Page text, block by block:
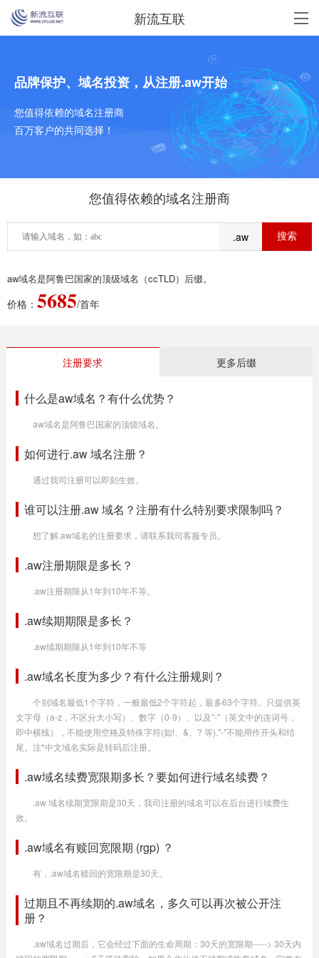
新流互联
品牌保护、域名投资，从注册.aw开始
您值得依赖的域名注册商
百万客户的共同选择！
您值得依赖的域名注册商
.aw
aw域名是阿鲁巴国家的顶级域名（ccTLD）后缀。
价格： 5685/首年
注册要求 更多后缀
什么是aw域名？有什么优势？
aw域名是阿鲁巴国家的顶级域名。
如何进行.aw 域名注册？
通过我司注册可以即刻生效。
谁可以注册.aw 域名？注册有什么特别要求限制吗？
想了解.aw域名的注册要求，请联系我司客服专员。
.aw注册期限是多长？
.aw注册期限从1年到10年不等。
.aw续期期限是多长？
.aw续期期限从1年到10年不等
.aw域名长度为多少？有什么注册规则？
个别域名最低1个字符，一般最低2个字符起，最多63个字符。只提供英
文字母（a-z，不区分大小写）、数字（0-9）、以及"-"（英文中的连词号，
即中横线），不能使用空格及特殊字符(如!、&、? 等),"-"不能用作开头和结
尾。注*中文域名实际是转码后注册。
.aw域名续费宽限期多长？要如何进行域名续费？
.aw 域名续期宽限期是30天，我司注册的域名可以在后台进行续费生
效。
.aw域名有赎回宽限期 (rgp) ？
有，.aw域名赎回的宽限期是30天。
过期且不再续期的.aw域名，多久可以再次被公开注
册？
.aw域名过期后，它会经过下面的生命周期：30天的宽限期-----> 30天内